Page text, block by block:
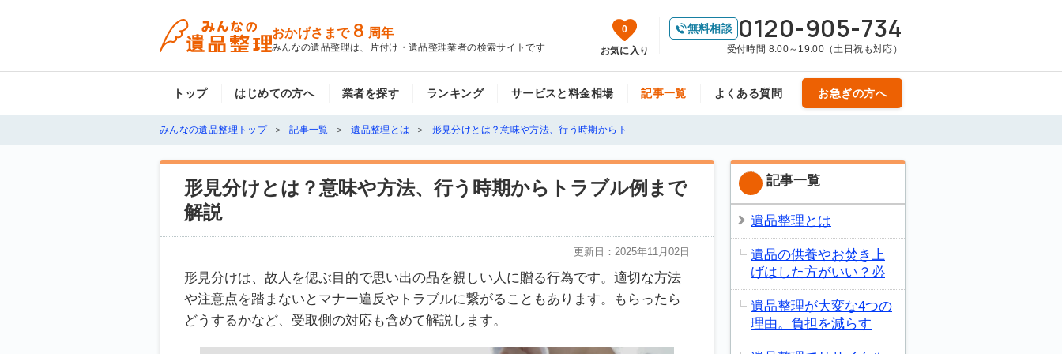
おかげさまで 8 周年
みんなの遺品整理は、片付け・遺品整理業者の検索サイトです
0
お気に入り
無料相談 0120-905-734
受付時間 8:00～19:00（土日祝も対応）
トップ はじめての方へ 業者を探す ランキング サービスと料金相場 記事一覧 よくある質問 お急ぎの方へ
みんなの遺品整理トップ 記事一覧 遺品整理とは 形見分けとは？意味や方法、行う時期からト
形見分けとは？意味や方法、行う時期からトラブル例まで
解説
更新日： 2025年11月02日
形見分けは、故人を偲ぶ目的で思い出の品を親しい人に贈る行為です。適切な方法
や注意点を踏まないとマナー違反やトラブルに繋がることもあります。もらったら
どうするかなど、受取側の対応も含めて解説します。
記事一覧
遺品整理とは
遺品の供養やお焚き上
げはした方がいい？必
遺品整理が大変な4つの
理由。負担を減らす